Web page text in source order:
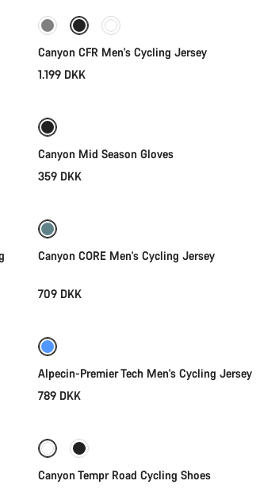
Ny Lagerbeholdning
Canyon CFR Men's Cycling Jersey
1.199 DKK
Canyon Mid Season Gloves
359 DKK
Canyon CORE Men's Cycling Jersey
709 DKK
Alpecin-Premier Tech Men's Cycling Jersey
789 DKK
Ny Lagerbeholdning
Canyon Tempr Road Cycling Shoes